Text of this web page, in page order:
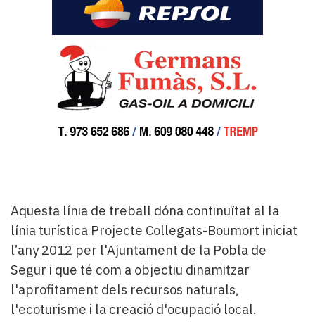
Aquesta línia de treball dóna continuïtat al la
línia turística Projecte Collegats-Boumort iniciat
l’any 2012 per l'Ajuntament de la Pobla de
Segur i que té com a objectiu dinamitzar
l'aprofitament dels recursos naturals,
l'ecoturisme i la creació d'ocupació local.